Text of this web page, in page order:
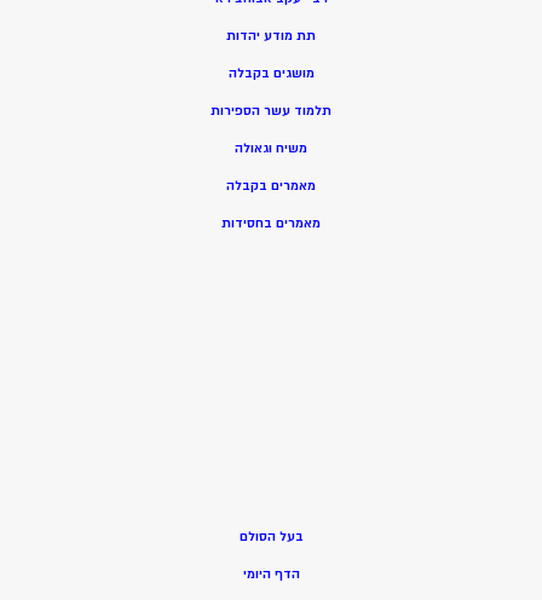
תת מודע יהדות
מושגים בקבלה
תלמוד עשר הספירות
משיח וגאולה
מאמרים בקבלה
מאמרים בחסידות
בעל הסולם
הדף היומי